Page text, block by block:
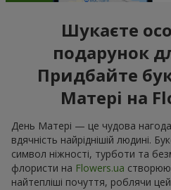
Шукаєте
подарунок
Придбайте
Матері на
День Матері — це чудова
вдячність найріднішій людині.
символ ніжності, турботи та
флористи на Flowers.ua
найтепліші почуття, роблячи